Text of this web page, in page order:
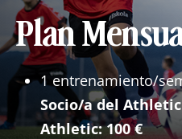
Plan
1 entrenamiento/
Socio/a del
Athletic: 100 €